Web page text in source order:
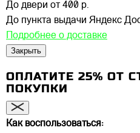
До двери от 400 р.
До пункта выдачи Яндекс
Подробнее о доставке
Закрыть
ОПЛАТИТЕ 25% ОТ
ПОКУПКИ
Как воспользоваться: